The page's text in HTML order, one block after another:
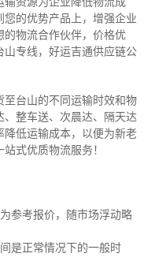
的优势产品上，增强企业
物流合作伙伴，价格优
专线，好运吉通供应链公
至台山的不同运输时效和物
整车送、次晨达、隔天达
低运输成本，以便为新老
式优质物流服务！
参考报价，随市场浮动略
是正常情况下的一般时